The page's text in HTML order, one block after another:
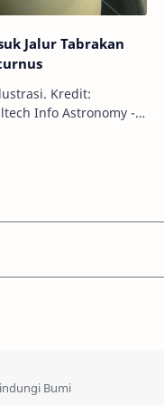
Jalur Tabrakan
Kredit:
-
antariksa nirawak